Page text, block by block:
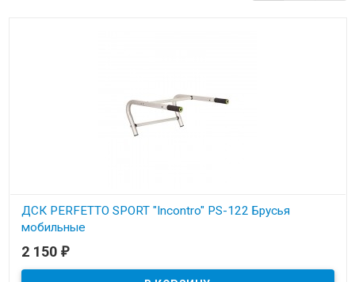
ДСК PERFETTO SPORT "Incontro" PS-122 Брусья
мобильные
В наличии
2 150 ₽